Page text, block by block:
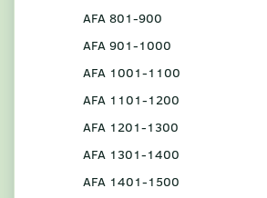
AFA 801-900
AFA 901-1000
AFA 1001-1100
AFA 1101-1200
AFA 1201-1300
AFA 1301-1400
AFA 1401-1500